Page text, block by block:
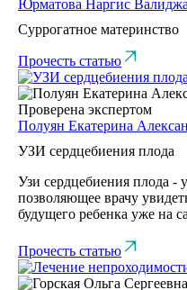
Юрматова Наргис
Суррогатное материнство
Прочесть статью
Проверена экспертом
Полуян Екатерина
УЗИ сердцебиения плода
Узи сердцебиения плода -
позволяющее врачу
будущего ребенка уже на
Прочесть статью